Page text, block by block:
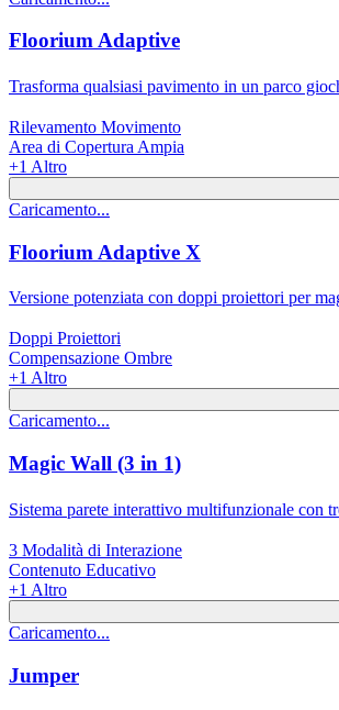
Floorium Adaptive
Trasforma qualsiasi pavimento in un parco
Rilevamento Movimento
Area di Copertura Ampia
+1 Altro
Caricamento...
Floorium Adaptive X
Versione potenziata con doppi proiettori per
Doppi Proiettori
Compensazione Ombre
+1 Altro
Caricamento...
Magic Wall (3 in 1)
Sistema parete interattivo multifunzionale con
3 Modalità di Interazione
Contenuto Educativo
+1 Altro
Caricamento...
Jumper